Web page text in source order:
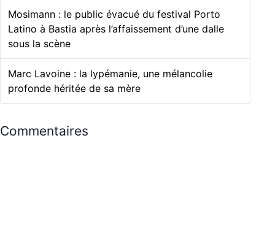
Mosimann : le public évacué du festival Porto
Latino à Bastia après l’affaissement d’une dalle
sous la scène
Marc Lavoine : la lypémanie, une mélancolie
profonde héritée de sa mère
Commentaires